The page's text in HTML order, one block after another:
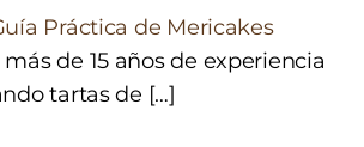
Práctica de Mericakes
más de 15 años de experiencia
tartas de […]